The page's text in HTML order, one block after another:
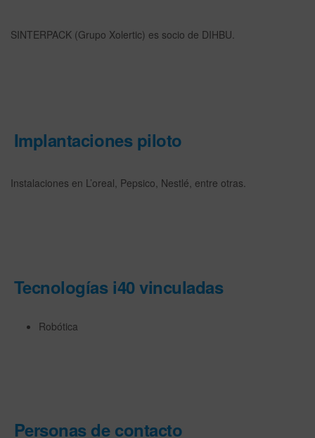
SINTERPACK (Grupo Xolertic) es socio de DIHBU.
Implantaciones piloto
Instalaciones en L’oreal, Pepsico, Nestlé, entre otras.
Tecnologías i40 vinculadas
Robótica
Personas de contacto